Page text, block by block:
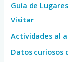
o
r
:
Guía de
Visitar
Actividades al
Datos curiosos